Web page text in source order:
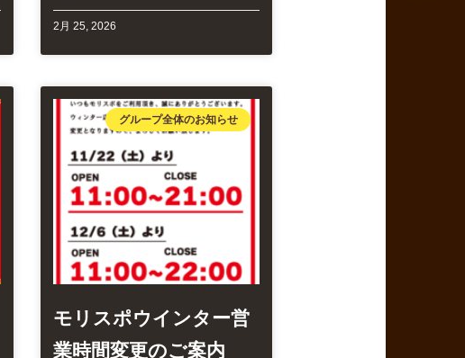
2月 25, 2026
グループ全体のお知らせ
モリスポウインター営
業時間変更のご案内